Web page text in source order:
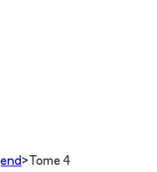
> Tome 4